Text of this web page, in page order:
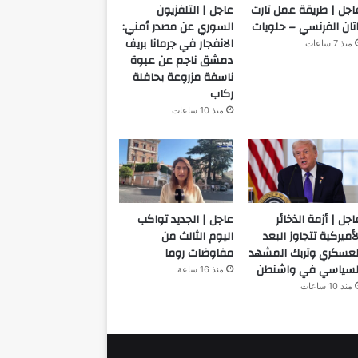
| طريقة عمل تارت
الفرنسي – حلويات
منذ 7 ساعات
عاجل | التلفزيون
السوري عن مصدر أمني:
الانفجار في جرمانا بريف
دمشق ناجم عن عبوة
ناسفة مزروعة بحافلة
ركاب
منذ 10 ساعات
| أزمة الذخائر
تتجاوز البعد
وتربك المشهد
في واشنطن
منذ 10 ساعات
عاجل | الجديد تواكب
اليوم الثالث من
مفاوضات روما
منذ 16 ساعة